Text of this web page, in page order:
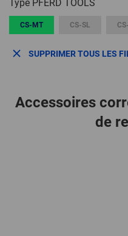
Type PFERD TOOLS
CS-MT CS-SL
SUPPRIMER TOUS LES
Accessoires
de